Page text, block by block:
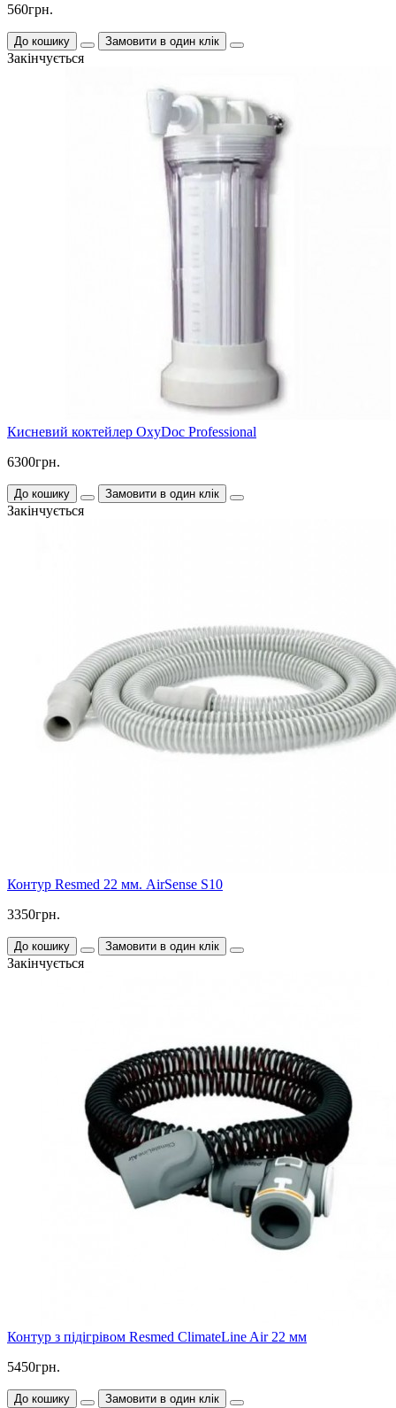
560грн.
До кошику Замовити в один клік
Закінчується
Кисневий коктейлер OxyDoc Professional
6300грн.
До кошику Замовити в один клік
Закінчується
Контур Resmed 22 мм. AirSense S10
3350грн.
До кошику Замовити в один клік
Закінчується
Контур з підігрівом Resmed ClimateLine Air 22 мм
5450грн.
До кошику Замовити в один клік